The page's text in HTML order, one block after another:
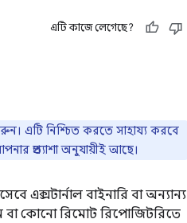
এটি কাজে লেগেছে?
এটি নিশ্চিত করতে সাহায্য করবে
প্রত্যাশা অনুযায়ীই আছে।
এক্সটার্নাল বাইনারি বা অন্যান্য
বা কোনো রিমোট রিপোজিটরিতে